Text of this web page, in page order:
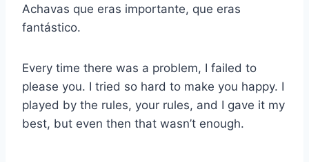
Achavas que eras importante, que eras
fantástico.
Every time there was a problem, I failed to
please you. I tried so hard to make you happy. I
played by the rules, your rules, and I gave it my
best, but even then that wasn’t enough.